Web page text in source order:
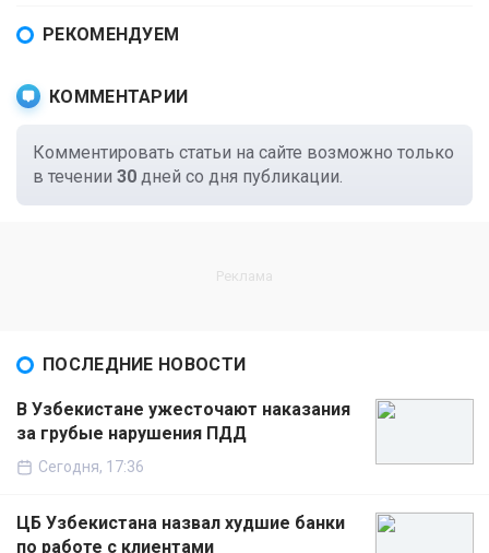
РЕКОМЕНДУЕМ
КОММЕНТАРИИ
Комментировать статьи на сайте возможно только
в течении 30 дней со дня публикации.
ПОСЛЕДНИЕ НОВОСТИ
В Узбекистане ужесточают наказания
за грубые нарушения ПДД
Сегодня, 17:36
ЦБ Узбекистана назвал худшие банки
по работе с клиентами